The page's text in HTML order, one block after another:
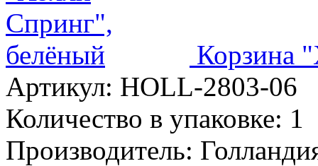
Корзина
Артикул: HOLL-2803-06
Количество в упаковке: 1
Производитель: